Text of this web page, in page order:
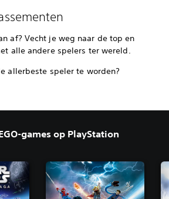
af? Vecht je weg naar de top en
alle andere spelers ter wereld.
allerbeste speler te worden?
games op PlayStation